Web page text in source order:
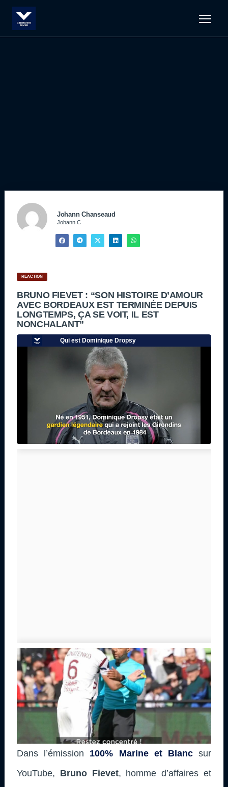
Johann Chanseaud
Johann C
RÉACTION
BRUNO FIEVET : “SON HISTOIRE D’AMOUR
AVEC BORDEAUX EST TERMINÉE DEPUIS
LONGTEMPS, ÇA SE VOIT, IL EST
NONCHALANT”
Dans l’émission 100% Marine et Blancsur
YouTube, Bruno Fievet, homme d’affaires et